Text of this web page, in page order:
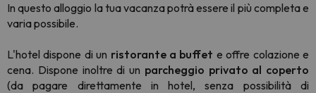
In questo alloggio la tua vacanza potrà essere il più completa e
varia possibile.
L'hotel dispone di un ristorante a buffet e offre colazione e
cena. Dispone inoltre di un parcheggio privato al coperto
(da pagare direttamente in hotel, senza possibilità di